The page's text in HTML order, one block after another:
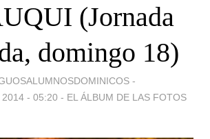
(Jornada
domingo 18)
-
- 05:20 - EL ÁLBUM DE LAS FOTOS